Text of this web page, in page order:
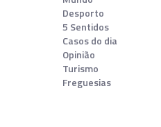
Desporto
5 Sentidos
Casos do dia
Opinião
Turismo
Freguesias